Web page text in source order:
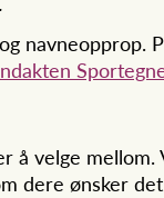
navneopprop.
å velge
dere ønsker